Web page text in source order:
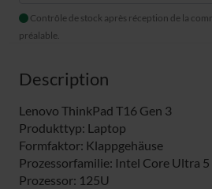
Contrôle de stock après réception de la
préalable.
Description
Lenovo ThinkPad T16 Gen 3
Produkttyp: Laptop
Formfaktor: Klappgehäuse
Prozessorfamilie: Intel Core Ultra 5
Prozessor: 125U